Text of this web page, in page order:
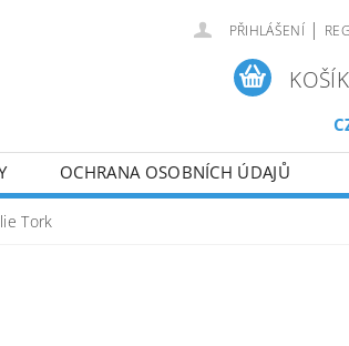
PŘIHLÁŠENÍ |
OCHRANA OSOBNÍCH ÚDAJŮ
Tork